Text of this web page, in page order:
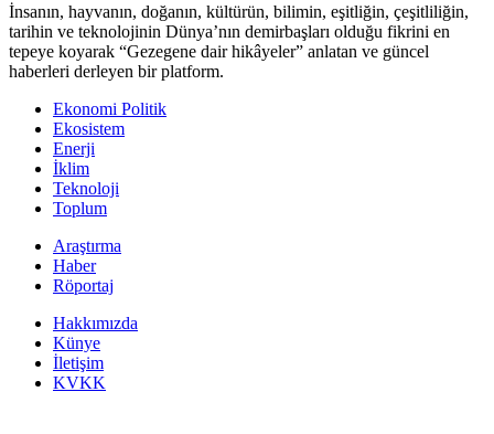
İnsanın, hayvanın, doğanın, kültürün, bilimin, eşitliğin, çeşitliliğin,
tarihin ve teknolojinin Dünya’nın demirbaşları olduğu fikrini en
tepeye koyarak “Gezegene dair hikâyeler” anlatan ve güncel
haberleri derleyen bir platform.
Ekonomi Politik
Ekosistem
Enerji
İklim
Teknoloji
Toplum
Araştırma
Haber
Röportaj
Hakkımızda
Künye
İletişim
KVKK